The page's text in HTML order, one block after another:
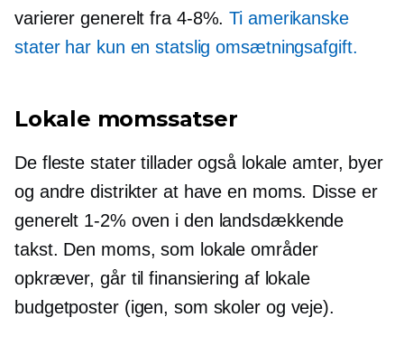
varierer generelt fra 4-8%. Ti amerikanske
stater har kun en statslig omsætningsafgift.
Lokale momssatser
De fleste stater tillader også lokale amter, byer
og andre distrikter at have en moms. Disse er
generelt 1-2% oven i den landsdækkende
takst. Den moms, som lokale områder
opkræver, går til finansiering af lokale
budgetposter (igen, som skoler og veje).